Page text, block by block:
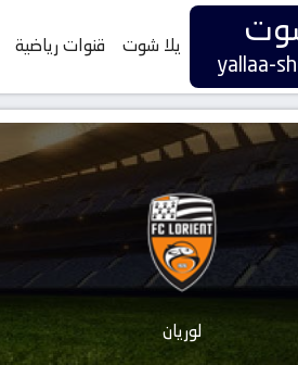
yallaa-
يلا شوت قنوات رياضية
لوريان